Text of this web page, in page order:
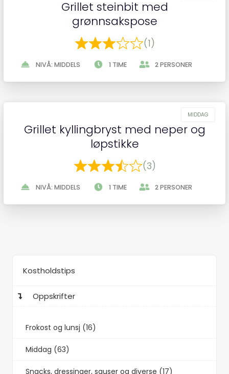
Grillet steinbit med
grønnsakspose
(1)
NIVÅ: MIDDELS 1 TIME 2 PERSONER
Grillet kyllingbryst med neper og
løpstikke
(3)
NIVÅ: MIDDELS 1 TIME 2 PERSONER
Kostholdstips
Oppskrifter
Frokost og lunsj (16)
Middag (63)
Snacks, dressinger, sauser og diverse (17)